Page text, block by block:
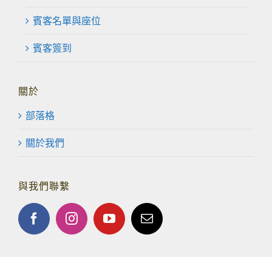
賓客名單與座位
賓客簽到
關於
部落格
關於我們
與我們聯繫